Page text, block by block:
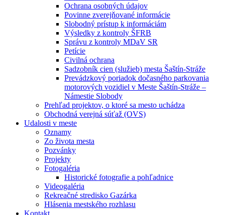
Ochrana osobných údajov
Povinne zverejňované informácie
Slobodný prístup k informáciám
Výsledky z kontroly ŠFRB
Správu z kontroly MDaV SR
Petície
Civilná ochrana
Sadzobník cien (služieb) mesta Šaštín-Stráže
Prevádzkový poriadok dočasného parkovania
motorových vozidiel v Meste Šaštín-Stráže –
Námestie Slobody
Prehľad projektov, o ktoré sa mesto uchádza
Obchodná verejná súťaž (OVS)
Udalosti v meste
Oznamy
Zo života mesta
Pozvánky
Projekty
Fotogaléria
Historické fotografie a pohľadnice
Videogaléria
Rekreačné stredisko Gazárka
Hlásenia mestského rozhlasu
Kontakt